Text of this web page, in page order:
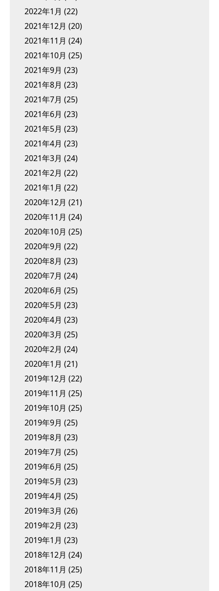
2022年1月 (22)
2021年12月 (20)
2021年11月 (24)
2021年10月 (25)
2021年9月 (23)
2021年8月 (23)
2021年7月 (25)
2021年6月 (23)
2021年5月 (23)
2021年4月 (23)
2021年3月 (24)
2021年2月 (22)
2021年1月 (22)
2020年12月 (21)
2020年11月 (24)
2020年10月 (25)
2020年9月 (22)
2020年8月 (23)
2020年7月 (24)
2020年6月 (25)
2020年5月 (23)
2020年4月 (23)
2020年3月 (25)
2020年2月 (24)
2020年1月 (21)
2019年12月 (22)
2019年11月 (25)
2019年10月 (25)
2019年9月 (25)
2019年8月 (23)
2019年7月 (25)
2019年6月 (25)
2019年5月 (23)
2019年4月 (25)
2019年3月 (26)
2019年2月 (23)
2019年1月 (23)
2018年12月 (24)
2018年11月 (25)
2018年10月 (25)